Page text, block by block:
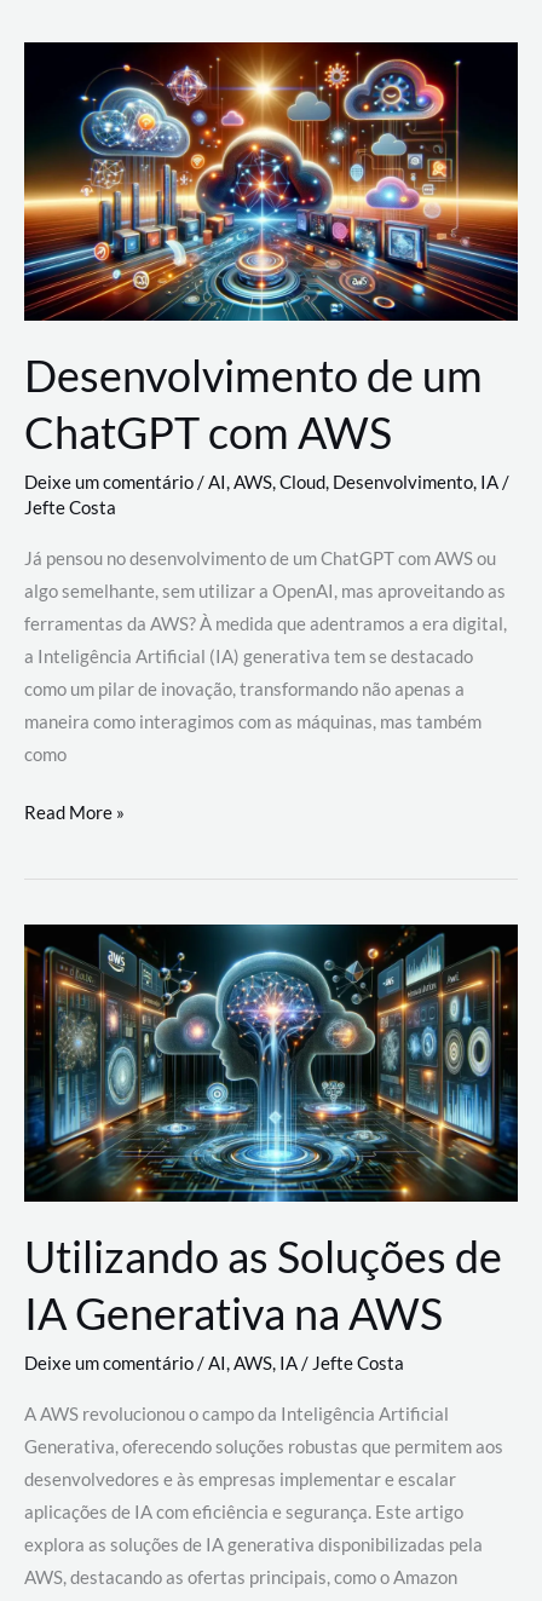
Nuvem:
Google
Cloud,
AWS
e
Azure
Desenvolvimento de um
ChatGPT com AWS
Deixe um comentário/AI,AWS,Cloud, Desenvolvimento, IA/
Jefte Costa
Já pensou no desenvolvimento de um ChatGPT com AWS ou
algo semelhante, sem utilizar a OpenAI, mas aproveitando as
ferramentas da AWS? À medida que adentramos a era digital,
a Inteligência Artificial (IA) generativa tem se destacado
como um pilar de inovação, transformando não apenas a
maneira como interagimos com as máquinas, mas também
como
Desenvolvimento
um
com
AWS
Read More »
Utilizando as Soluções de
IA Generativa na AWS
Deixe um comentário/AI,AWS, IA/Jefte Costa
A AWS revolucionou o campo da Inteligência Artificial
Generativa, oferecendo soluções robustas que permitem aos
desenvolvedores e às empresas implementar e escalar
aplicações de IA com eficiência e segurança. Este artigo
explora as soluções de IA generativa disponibilizadas pela
AWS, destacando as ofertas principais, como o Amazon